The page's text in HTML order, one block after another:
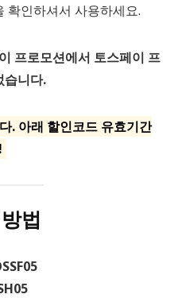
확인하셔서 사용하세요.
프로모션에서 토스페이 프
습니다.
. 아래 할인코드 유효기간
법